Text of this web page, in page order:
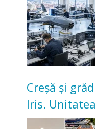
Creșă și
Iris.
pentru copii